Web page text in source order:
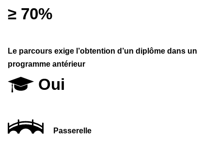
≥ 70%
Le parcours exige l’obtention d’un diplôme dans un
programme antérieur
Oui
Passerelle